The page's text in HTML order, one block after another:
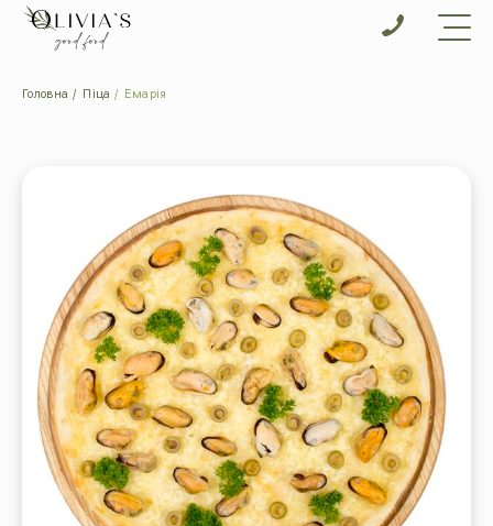
Головна Піца Емарія